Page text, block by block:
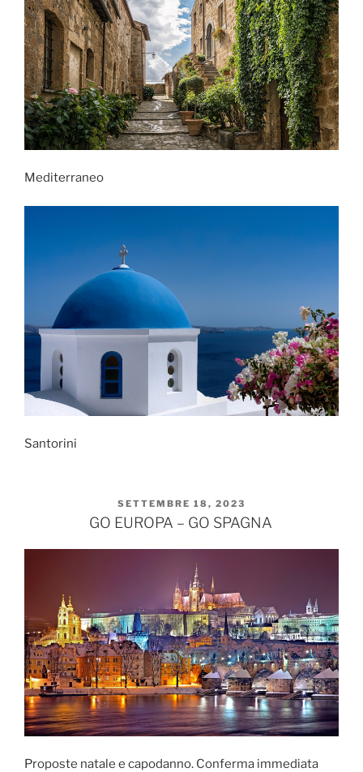
Mediterraneo
Santorini
PUBBLICATO
IL
SETTEMBRE 18, 2023
GO EUROPA – GO SPAGNA
Proposte natale e capodanno. Conferma immediata